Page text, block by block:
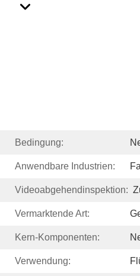
Bedingung:
Anwendbare Industrien:
Videoabgehendinspektion:
Vermarktende Art:
Kern-Komponenten:
Verwendung: